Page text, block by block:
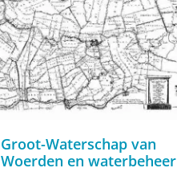
Groot-Waterschap van
Woerden en waterbeheer